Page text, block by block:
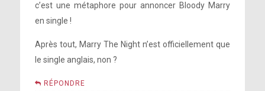
c’est une métaphore pour annoncer Bloody Marry
en single !
Après tout, Marry The Night n’est officiellement que
le single anglais, non ?
RÉPONDRE